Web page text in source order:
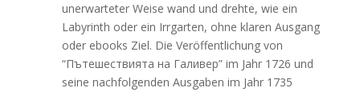
unerwarteter Weise wand und drehte, wie ein
Labyrinth oder ein Irrgarten, ohne klaren Ausgang
oder ebooks Ziel. Die Veröffentlichung von
“Пътешествията на Галивер” im Jahr 1726 und
seine nachfolgenden Ausgaben im Jahr 1735